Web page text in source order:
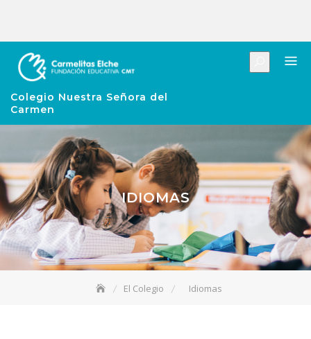
Colegio Nuestra Señora del
Carmen
IDIOMAS
El Colegio Idiomas